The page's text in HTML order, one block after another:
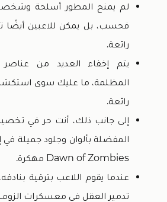
لم يمنح المطور أسلحة
فحسب، بل يمكن للاعبين أيضًا
رائعة.
يتم إخفاء العديد من عناصر
المظلمة، ما عليك سوى
رائعة.
إلى جانب ذلك، أنت حر في
المفضلة بألوان وجلود جميلة
Dawn of Zombies مهكرة.
عندما يقوم اللاعب بترقية
تدمير العقل في معسكرات